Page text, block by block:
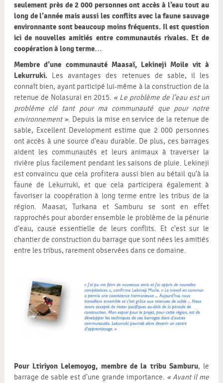
seulement près de 2 000 personnes ont accès à l’eau tout au
long de l’année mais aussi les conflits avec la faune sauvage
environnante sont beaucoup moins fréquents. Il est question
ici de nouvelles amitiés entre communautés rivales. Et de
coopération à long terme…
Membre d’une communauté Maasaï, Lekineji Moile vit à
Lekurruki. Les avantages des retenues de sable, il les
connaît bien, ayant participé lui-même à la construction de la
retenue de Nolasurai en 2015. « Le problème de l’eau est un
problème clé tant pour ma communauté que pour notre
environnement ». Depuis la mise en service de la retenue de
sable, Excellent Development estime que 2 000 personnes
ont accès à une source d’eau durable. De plus, ces barrages
aident les communautés et leurs animaux à traverser la
rivière plus facilement pendant les saisons de pluie. Lekineji
est convaincu que cela profitera aussi bien au bétail qu’à la
faune de Lekurruki, et que cela participera également à
favoriser la coopération à long terme entre les tribus de la
région. Maasaï, Turkana et Samburu se sont en effet
rapprochés pour aborder ensemble le problème de la pénurie
d’eau, cause essentielle de leurs conflits. Et c’est sur le
chantier de construction du barrage que sont nées les amitiés
entre les tribus, rarement observées dans ce domaine.
Pour Ltiriyon Lelemoyog, membre de la tribu Samburu, le
barrage de sable est d’une grande importance. « Avant il me